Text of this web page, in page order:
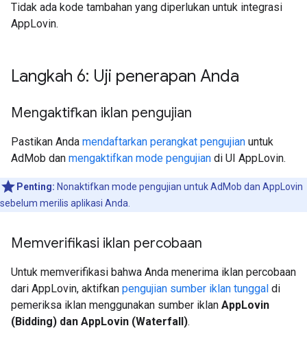
Tidak ada kode tambahan yang diperlukan untuk integrasi
AppLovin.
Langkah 6: Uji penerapan Anda
Mengaktifkan iklan pengujian
Pastikan Anda mendaftarkan perangkat pengujian untuk
AdMob dan mengaktifkan mode pengujian di UI AppLovin.
Penting: Nonaktifkan mode pengujian untuk AdMob dan AppLovin
sebelum merilis aplikasi Anda.
Memverifikasi iklan percobaan
Untuk memverifikasi bahwa Anda menerima iklan percobaan
dari AppLovin, aktifkan pengujian sumber iklan tunggal di
pemeriksa iklan menggunakan sumber iklan AppLovin
(Bidding) dan AppLovin (Waterfall).